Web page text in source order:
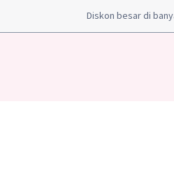
Diskon besar di